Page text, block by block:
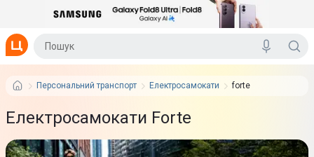
Персональний транспорт Електросамокати forte
Електросамокати Forte